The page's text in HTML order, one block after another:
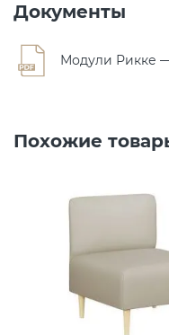
Документы
Модули Рикке
Похожие